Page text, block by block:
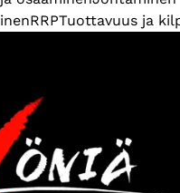
RRPTuottavuus ja